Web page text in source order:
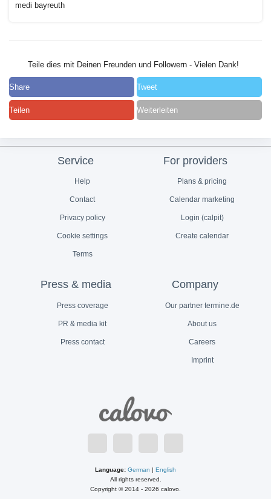
medi bayreuth
Teile dies mit Deinen Freunden und Followern - Vielen Dank!
Share Tweet
Teilen Weiterleiten
Service
Help
Contact
Privacy policy
Cookie settings
Terms
For providers
Plans & pricing
Calendar marketing
Login (calpit)
Create calendar
Press & media
Press coverage
PR & media kit
Press contact
Company
Our partner termine.de
About us
Careers
Imprint
Language: German | English
All rights reserved.
Copyright © 2014 - 2026 calovo.